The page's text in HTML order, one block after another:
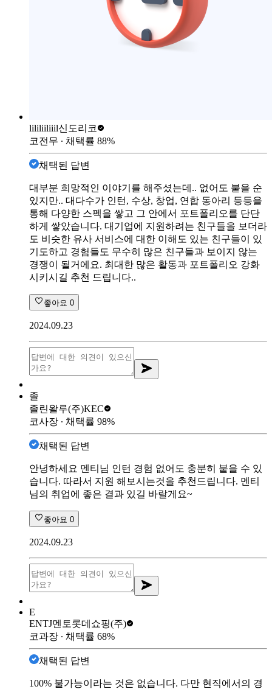
lililiiliiil신도리코
코전무 ∙ 채택률 88%
채택된 답변
대부분 희망적인 이야기를 해주셨는데.. 없어도 붙을 순
있지만.. 대다수가 인턴, 수상, 창업, 연합 동아리 등등을
통해 다양한 스펙을 쌓고 그 안에서 포트폴리오를 단단
하게 쌓았습니다. 대기업에 지원하려는 친구들을 보더라
도 비슷한 유사 서비스에 대한 이해도 있는 친구들이 있
기도하고 경험들도 무수히 많은 친구들과 보이지 않는
경쟁이 될거에요. 최대한 많은 활동과 포트폴리오 강화
시키시길 추천 드립니다..
좋아요 0
2024.09.23
졸
졸린왈루(주)KEC
코사장 ∙ 채택률 98%
채택된 답변
안녕하세요 멘티님 인턴 경험 없어도 충분히 붙을 수 있
습니다. 따라서 지원 해보시는것을 추천드립니다. 멘티
님의 취업에 좋은 결과 있길 바랄게요~
좋아요 0
2024.09.23
E
ENTJ멘토롯데쇼핑(주)
코과장 ∙ 채택률 68%
채택된 답변
100% 불가능이라는 것은 없습니다. 다만 현직에서의 경